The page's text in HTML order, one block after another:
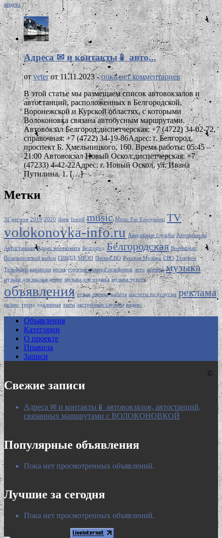
яндекс
Адреса ✉ и контакты📱 авто...
отveterот 11.11.2023 -пока нет комментариев
В этой статье мы размещаем список автовокзалов и
автостанций, расположенных в Белгородской,
Воронежской и Курской областях, с которыми
Волоконовка связана автобусным маршрутами.
Автовокзал Белгород:диспетчерская: +7 (4722) 34-02-72,
справочная: +7 (4722) 34-19-86Адрес: г. Белгород,
проспект Б. Хмельницкого, 160. Время работы: 05:45 –
21:00 Автовокзал Новый Оскол:диспетчерская: +7
(47233) 4-42-22Адрес: г. Новый Оскол, ул. Ивана
Путилина, 1. […]
Метки
31 регион 2019 2020 deep found music Music For Enjoyment TV
volokonovka-info.ru Аварийные службы Автовокзалы
Автостанции Адрес военкомата Белгород Белгородская Военкомат
Волоконовский район ГИБДД МРЭО ПесниСВО Русская Музыка СВО Телефон
Телефоны вакансии весна горячие номера телефонов лето мнение музыка
музыка для наслаждения музыка для отдыха музыка чувств
объявления отзыв оценка работа расчеты по услугам реклама
релакс тренд удаленная хиты экстренные службы яндекс
Объявления
Категории
О проекте
Правила
Записи
Свежие записи
Адреса ✉ и контакты📱 автовокзалов, автостанций,
связанных маршрутами с ВОЛОКОНОВКОЙ
Популярные объявления
Пока нет просмотренных объявлений.
Лучшие за сегодня
Пока нет просмотренных объявлений.
©